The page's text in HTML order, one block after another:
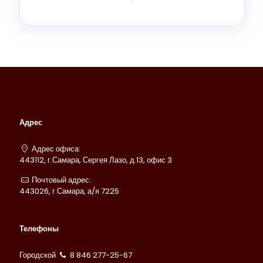
Адрес
Адрес офиса:
443112, г.Самара, Сергея Лазо, д.13, офис 3
Почтовый адрес:
443026, г.Самара, а/я 7225
Телефоны
Городской
8 846 277-25-67